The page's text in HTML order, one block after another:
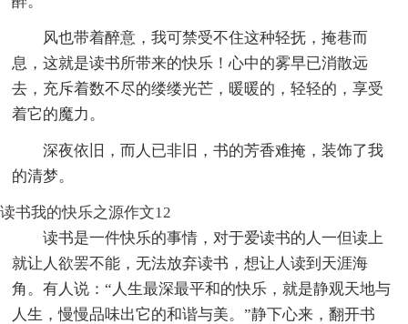
风也带着醉意，我可禁受不住这种轻抚，掩巷而
息，这就是读书所带来的快乐！心中的雾早已消散远
去，充斥着数不尽的缕缕光芒，暖暖的，轻轻的，享受
着它的魔力。
深夜依旧，而人已非旧，书的芳香难掩，装饰了我
的清梦。
读书我的快乐之源作文12
读书是一件快乐的事情，对于爱读书的人一但读上
就让人欲罢不能，无法放弃读书，想让人读到天涯海
角。有人说：“人生最深最平和的快乐，就是静观天地与
人生，慢慢品味出它的和谐与美。”静下心来，翻开书